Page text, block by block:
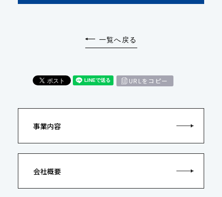
一覧へ戻る
URLをコピー
事業内容
会社概要